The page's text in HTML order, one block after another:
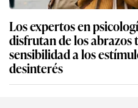
Los expertos en
disfrutan de los abrazos
sensibilidad a los
desinterés